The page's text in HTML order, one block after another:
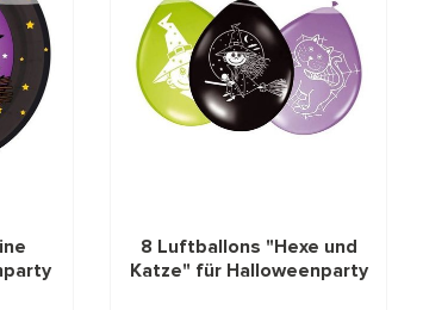
8 Luftballons "Hexe und
Katze" für Halloweenparty